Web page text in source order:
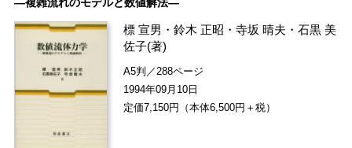
標 宣男 ・鈴木 正昭 ・寺坂 晴夫 ・石黒 美
佐子(著)
A5判／288ページ
1994年09月10日
定価7,150円（本体6,500円＋税）